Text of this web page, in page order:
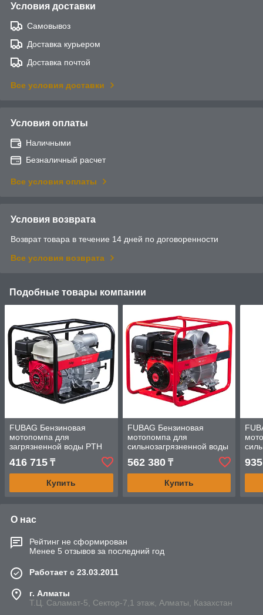
Условия доставки
Самовывоз
Доставка курьером
Доставка почтой
Все условия доставки
Условия оплаты
Наличными
Безналичный расчет
Все условия оплаты
Условия возврата
Возврат товара в течение 14 дней по договоренности
Все условия возврата
Подобные товары компании
FUBAG Бензиновая
мотопомпа для
загрязненной воды PTH
416 715 ₸
Купить
FUBAG Бензиновая
мотопомпа для
сильнозагрязненной воды
562 380₸
Купить
О нас
Рейтинг не сформирован
Менее 5 отзывов за последний год
Работает с 23.03.2011
г. Алматы
Т.Ц. Саламат-5, Cектор-7,1 этаж, Алматы, Казахстан